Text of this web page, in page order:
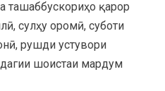
ташаббускориҳо қарор
сулҳу оромӣ, суботи
рушди устувори
шоистаи мардум